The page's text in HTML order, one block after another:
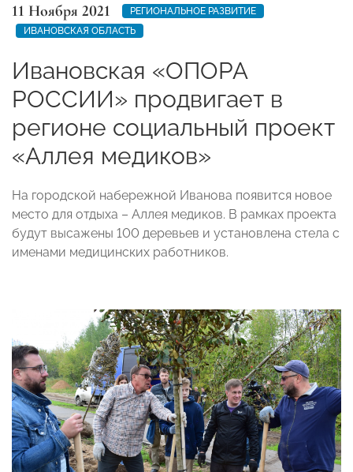
11 Ноября 2021
РЕГИОНАЛЬНОЕ РАЗВИТИЕ
ИВАНОВСКАЯ ОБЛАСТЬ
Ивановская «ОПОРА
РОССИИ» продвигает в
регионе социальный проект
«Аллея медиков»
На городской набережной Иванова появится новое
место для отдыха – Аллея медиков. В рамках проекта
будут высажены 100 деревьев и установлена стела с
именами медицинских работников.